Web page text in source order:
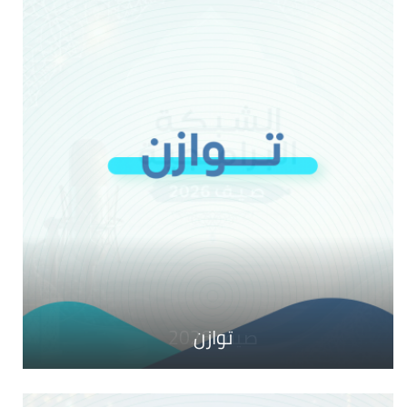
صيف 2026
توازن
أطايب الكلام